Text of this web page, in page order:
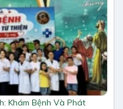
Khám Bệnh Và Phát